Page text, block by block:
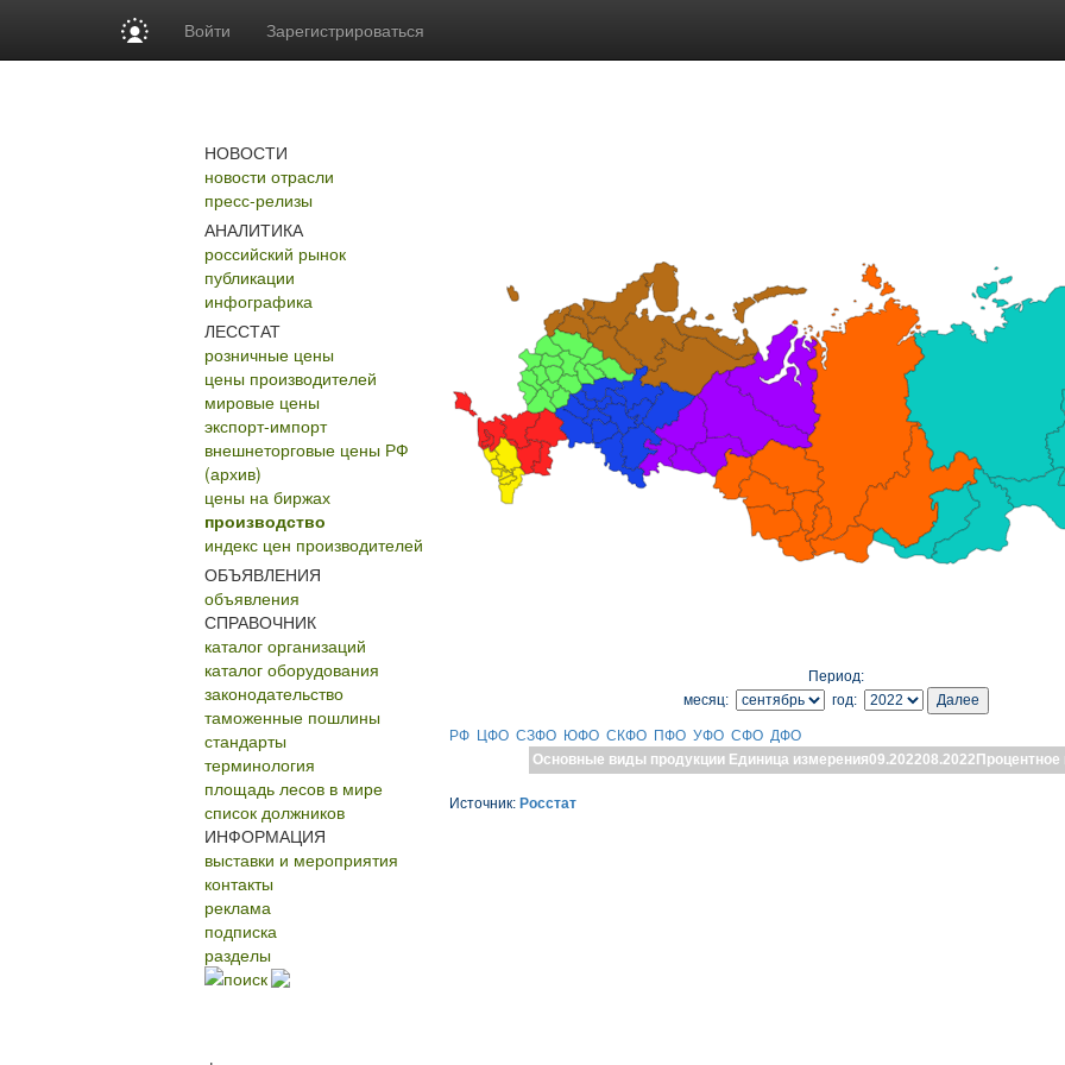
Войти Зарегистрироваться
НОВОСТИ
новости отрасли
пресс-релизы
АНАЛИТИКА
российский рынок
публикации
инфографика
ЛЕССТАТ
розничные цены
цены производителей
мировые цены
экспорт-импорт
внешнеторговые цены РФ
(архив)
цены на биржах
производство
индекс цен производителей
ОБЪЯВЛЕНИЯ
объявления
СПРАВОЧНИК
каталог организаций
каталог оборудования
законодательство
таможенные пошлины
стандарты
терминология
площадь лесов в мире
список должников
ИНФОРМАЦИЯ
выставки и мероприятия
контакты
реклама
подписка
разделы
поиск
Период:
месяц:
год:
РФ ЦФО СЗФО ЮФО СКФО ПФО УФО СФО ДФО
Основные виды продукции Единица измерения09.202208.2022 Процентное
Источник: Росстат